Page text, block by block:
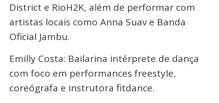
District e RioH2K, além de performar com
artistas locais como Anna Suav e Banda
Oficial Jambu.
Emilly Costa: Bailarina intérprete de dança
com foco em performances freestyle,
coreógrafa e instrutora fitdance.